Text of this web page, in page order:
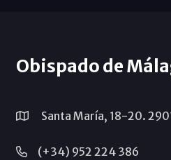
Obispado de
Santa María, 18-20.
(+34) 952 224 386